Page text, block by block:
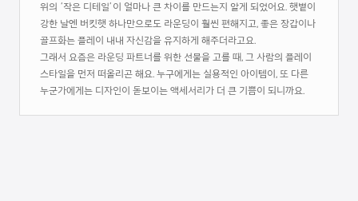
위의 ‘작은 디테일’이 얼마나 큰 차이를 만드는지 알게 되었어요. 햇볕이
강한 날엔 버킷햇 하나만으로도 라운딩이 훨씬 편해지고, 좋은 장갑이나
골프화는 플레이 내내 자신감을 유지하게 해주더라고요.
그래서 요즘은 라운딩 파트너를 위한 선물을 고를 때, 그 사람의 플레이
스타일을 먼저 떠올리곤 해요. 누구에게는 실용적인 아이템이, 또 다른
누군가에게는 디자인이 돋보이는 액세서리가 더 큰 기쁨이 되니까요.